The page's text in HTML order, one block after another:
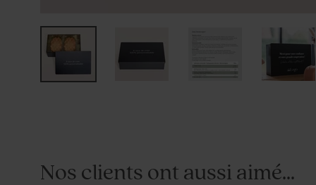
Nos clients ont aussi aimé...